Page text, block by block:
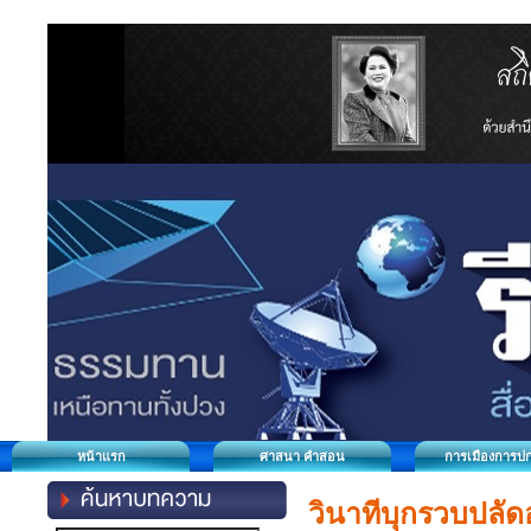
หน้าแรก ศาสนา คำสอน การเมืองการป
วินาทีบุกรวบปลัด